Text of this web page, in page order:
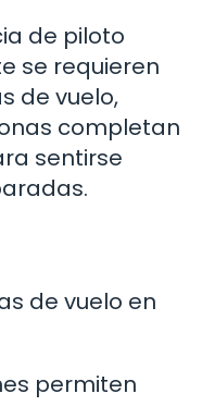
de piloto
se requieren
de vuelo,
completan
sentirse
de vuelo en
permiten